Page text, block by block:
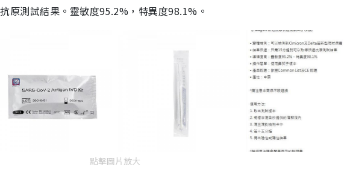
原測試結果。靈敏度95.2%，特異度98.1%。
點擊圖片放大